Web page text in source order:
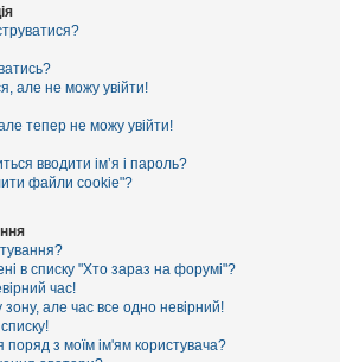
але не можу увійти!
тепер не можу увійти!
вводити ім’я і пароль?
файли cookie"?
в списку "Хто зараз на форумі"?
час!
але час все одно невірний!
з моїм ім'ям користувача?